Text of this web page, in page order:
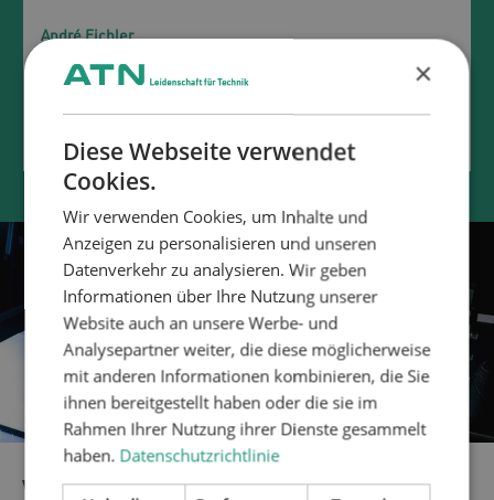
André Eichler
VERSCHIEDENE ANWENDUNGEN IM BEREICH DER
×
Diese Webseite verwendet
Cookies.
Wir verwenden Cookies, um Inhalte und
Anzeigen zu personalisieren und unseren
Datenverkehr zu analysieren. Wir geben
Informationen über Ihre Nutzung unserer
Website auch an unsere Werbe- und
Analysepartner weiter, die diese möglicherweise
mit anderen Informationen kombinieren, die Sie
ihnen bereitgestellt haben oder die sie im
Rahmen Ihrer Nutzung ihrer Dienste gesammelt
haben. Datenschutzrichtlinie